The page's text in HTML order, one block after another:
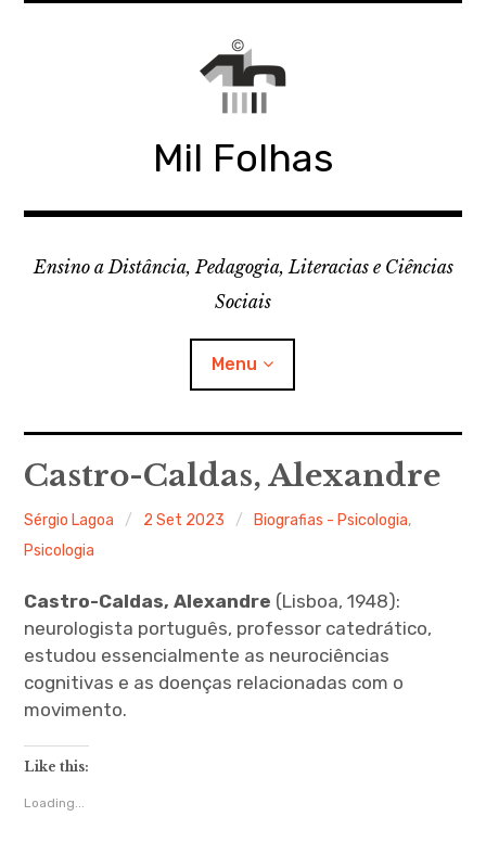
Mil Folhas
Ensino a Distância, Pedagogia, Literacias e Ciências
Sociais
Menu
CDD
Ferramentas Digitais
Blog
Glossário de Psicologia
Psicologia – Biografias
Castro-Caldas, Alexandre
Sérgio Lagoa 2 Set 2023 Biografias - Psicologia,
Psicologia
Castro-Caldas, Alexandre (Lisboa, 1948):
neurologista português, professor catedrático,
estudou essencialmente as neurociências
cognitivas e as doenças relacionadas com o
movimento.
Like this:
Loading...